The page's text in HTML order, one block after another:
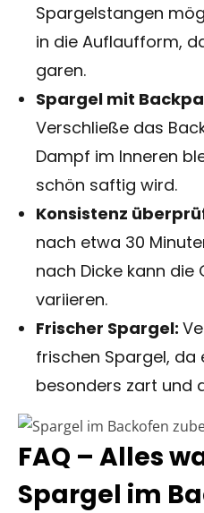
Spargelstangen
in die Auflaufform,
garen.
Spargel mit
Verschließe das
Dampf im Inneren
schön saftig wird.
Konsistenz
nach etwa 30
nach Dicke kann die
variieren.
Frischer Spargel:
frischen Spargel, da
besonders zart und
FAQ – Alles
Spargel im